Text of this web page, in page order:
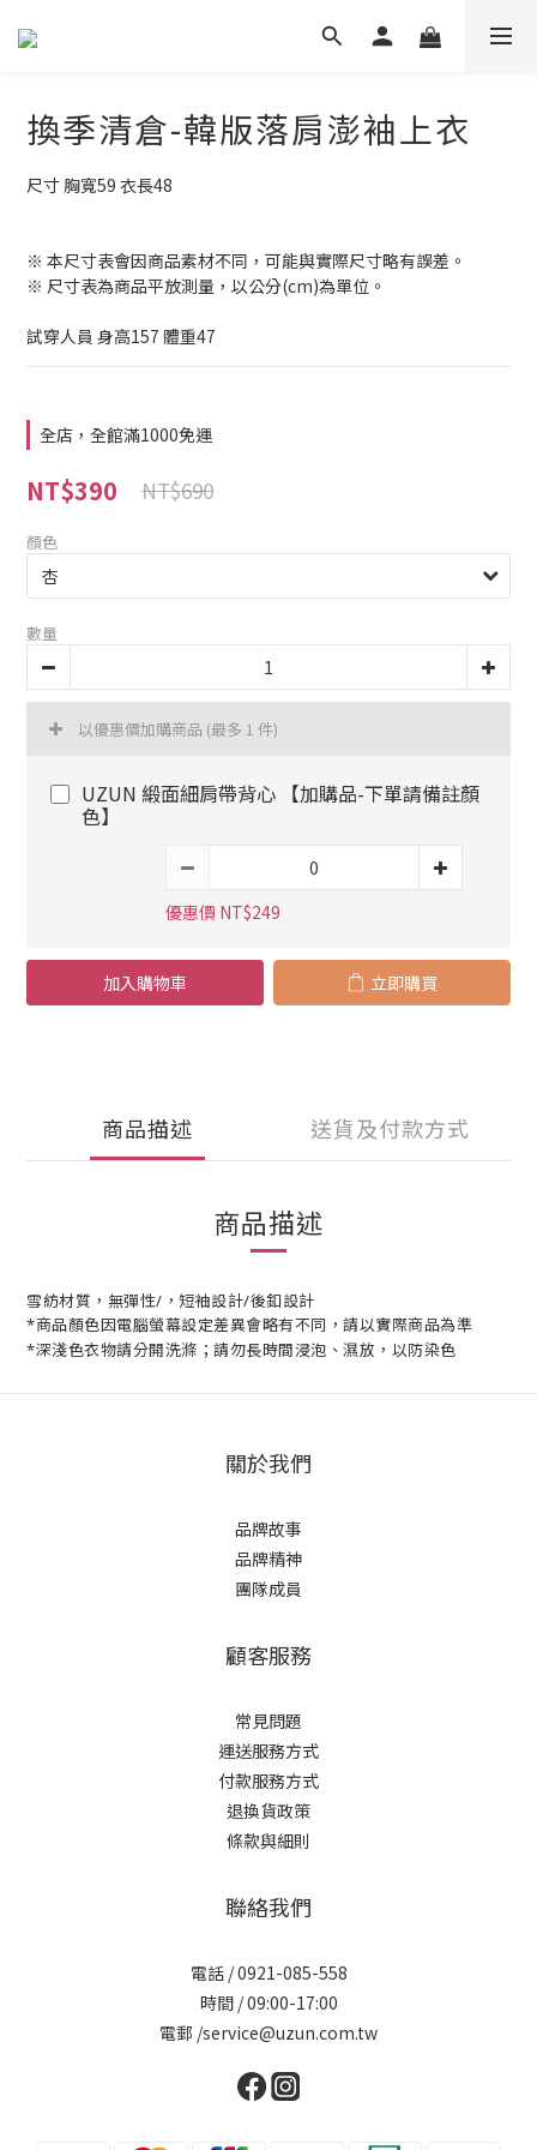
換季清倉-韓版落肩澎袖上衣
尺寸 胸寬59 衣長48
※ 本尺寸表會因商品素材不同，可能與實際尺寸略有誤差。
※ 尺寸表為商品平放測量，以公分(cm)為單位。
試穿人員 身高157 體重47
全店，全館滿1000免運
NT$390 NT$690
顏色
數量
以優惠價加購商品 (最多 1 件)
UZUN 緞面細肩帶背心 【加購品-下單請備註顏
色】
優惠價 NT$249
加入購物車 立即購買
商品描述 送貨及付款方式
商品描述
雪紡材質，無彈性/，短袖設計/後釦設計
*商品顏色因電腦螢幕設定差異會略有不同，請以實際商品為準
*深淺色衣物請分開洗滌；請勿長時間浸泡、濕放，以防染色
關於我們
品牌故事
品牌精神
團隊成員
顧客服務
常見問題
運送服務方式
付款服務方式
退換貨政策
條款與細則
聯絡我們
電話 / 0921-085-558
時間 / 09:00-17:00
電郵 /service@uzun.com.tw